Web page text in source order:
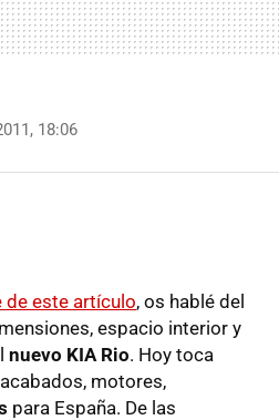
18:06
de este artículo, os hablé del
espacio interior y
nuevo KIA Rio. Hoy toca
motores,
para España. De las